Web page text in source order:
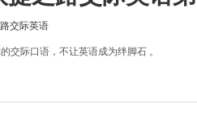
交际英语
交际口语，不让英语成为绊脚石 。